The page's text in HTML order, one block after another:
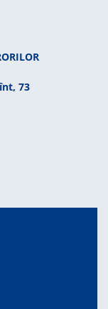
73